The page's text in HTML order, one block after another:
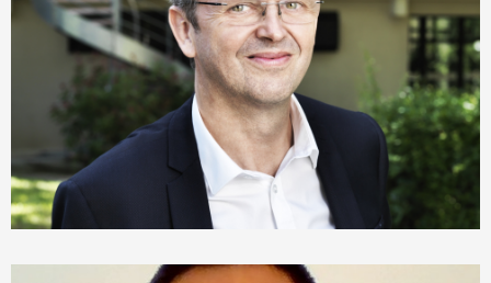
Laurent Londeix
Vice-Président de l'incubateur
UPE06, Délégué Régional Orange Provence Côte
d’Azur